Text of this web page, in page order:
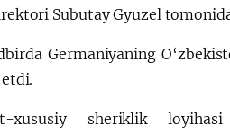
Subutay Gyuzel
Germaniyaning
xususiy sheriklik loyihasi